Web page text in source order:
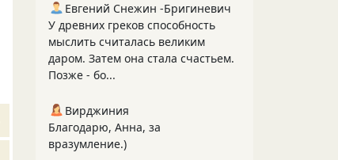
Евгений Снежин -Бригиневич
У древних греков способность
мыслить считалась великим
даром. Затем она стала счастьем.
Позже - бо...
Вирджиния
Благодарю, Анна, за
вразумление.)